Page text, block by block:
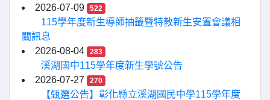
2026-07-09
522
115學年度新生導師抽籤暨特教新生安置會議相
關訊息
2026-08-04
283
溪湖國中115學年度新生學號公告
2026-07-27
270
【甄選公告】彰化縣立溪湖國民中學115學年度